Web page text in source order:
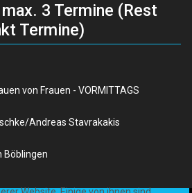
3 Termine (Rest
Termine)
von Frauen - VORMITTAGS
Andreas Stavrakakis
Böblingen